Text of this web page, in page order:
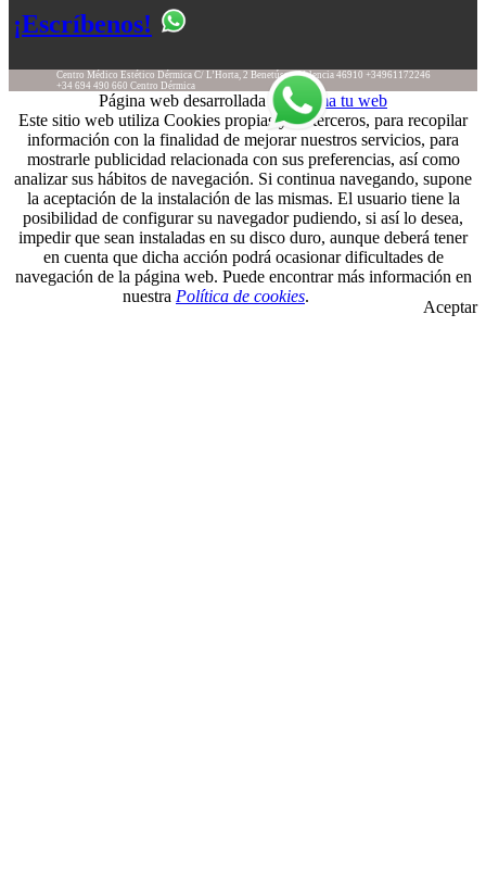
¡Escríbenos!
Centro Médico Estético Dérmica C/ L’Horta, 2 Benetússer Valencia 46910 +34961172246
+34 694 490 660 Centro Dérmica
Página web desarrollada por Suma tu web
Este sitio web utiliza Cookies propias y de terceros, para recopilar
información con la finalidad de mejorar nuestros servicios, para
mostrarle publicidad relacionada con sus preferencias, así como
analizar sus hábitos de navegación. Si continua navegando, supone
la aceptación de la instalación de las mismas. El usuario tiene la
posibilidad de configurar su navegador pudiendo, si así lo desea,
impedir que sean instaladas en su disco duro, aunque deberá tener
en cuenta que dicha acción podrá ocasionar dificultades de
navegación de la página web. Puede encontrar más información en
nuestra Política de cookies.
Aceptar